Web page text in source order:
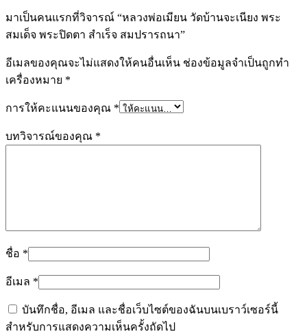
มาเป็นคนแรกที่วิจารณ์ “หลวงพ่อเมียน วัดบ้านจะเนียง พระ
สมเด็จ พระปิดตา สำเร็จ สมปรารถนา”
อีเมลของคุณจะไม่แสดงให้คนอื่นเห็น ช่องข้อมูลจำเป็นถูกทำ
เครื่องหมาย *
การให้คะแนนของคุณ *
บทวิจารณ์ของคุณ *
ชื่อ *
อีเมล *
บันทึกชื่อ, อีเมล และชื่อเว็บไซต์ของฉันบนเบราว์เซอร์นี้
สำหรับการแสดงความเห็นครั้งถัดไป